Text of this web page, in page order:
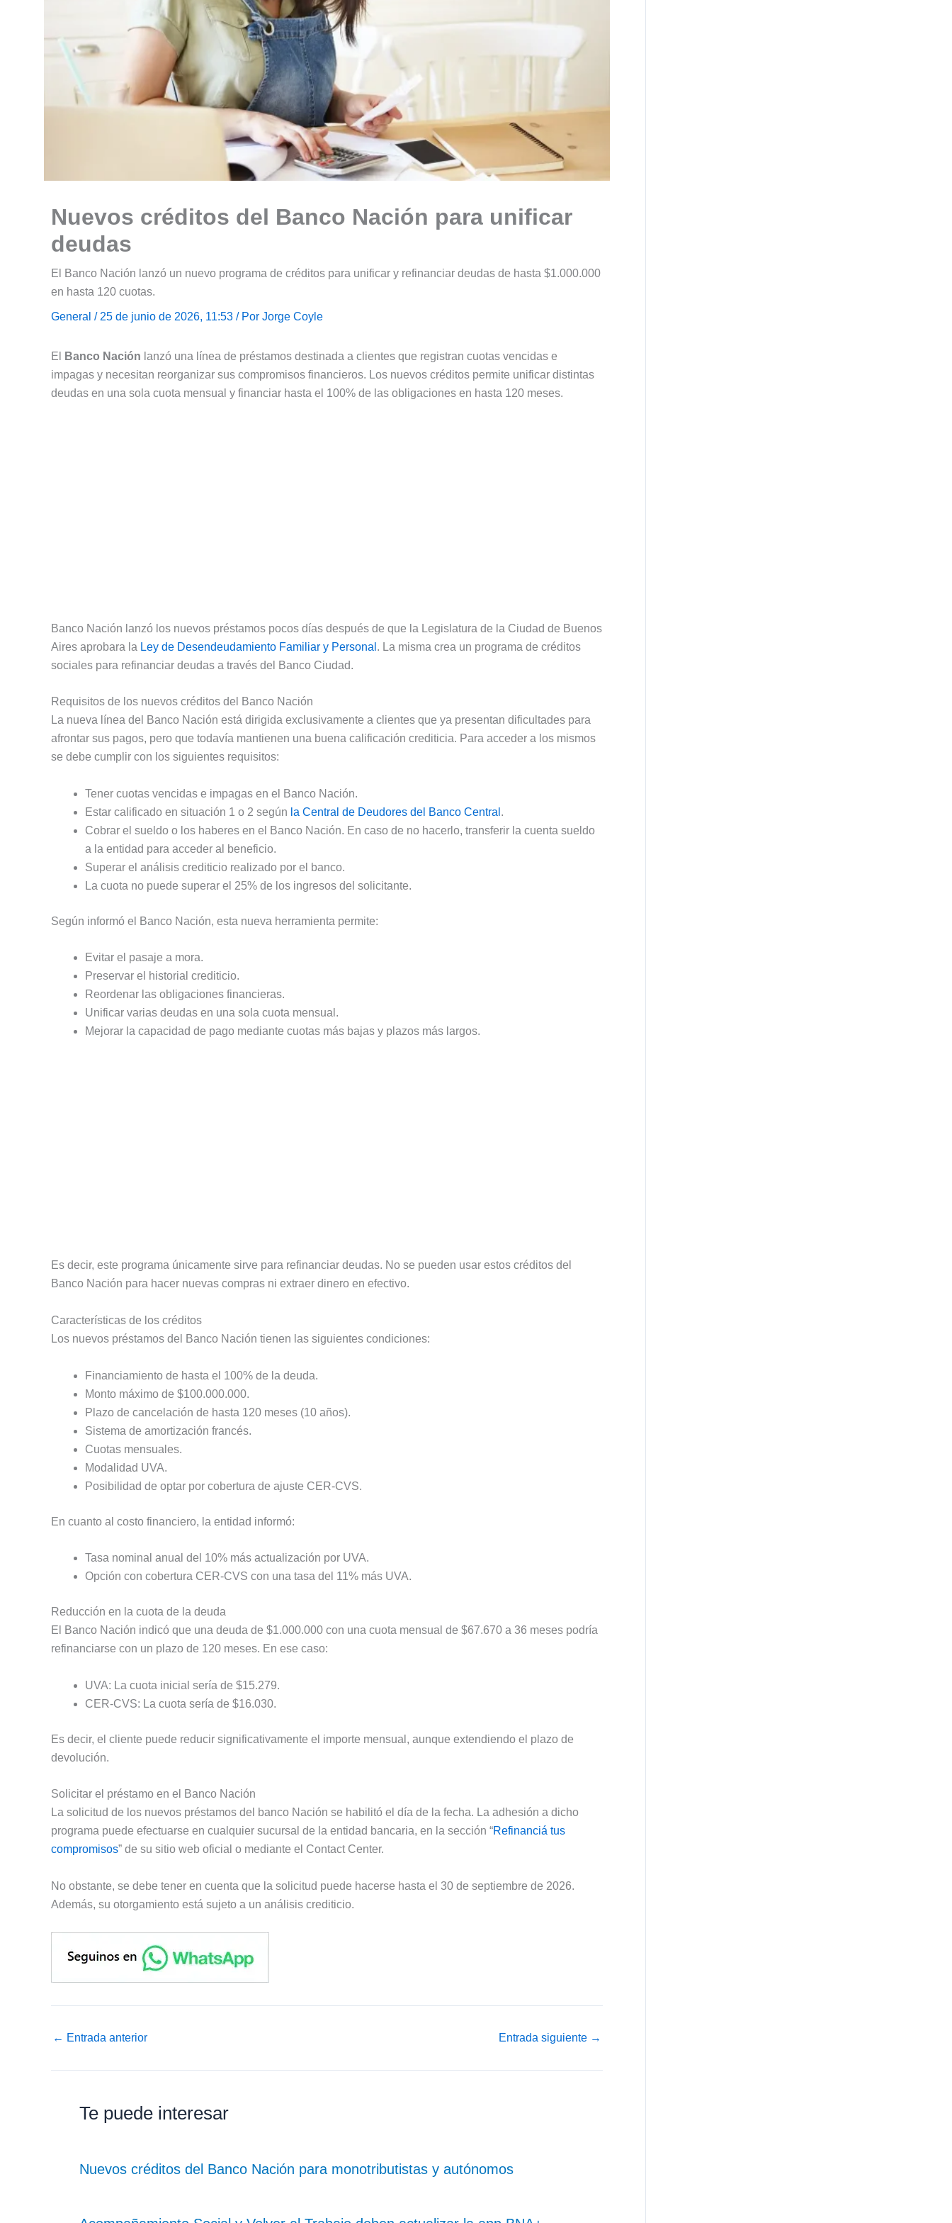
Nuevos créditos del Banco Nación para unificar
deudas
El Banco Nación lanzó un nuevo programa de créditos para unificar y refinanciar deudas de hasta $1.000.000
en hasta 120 cuotas.
General / 25 de junio de 2026, 11:53 / Por Jorge Coyle
El Banco Nación lanzó una línea de préstamos destinada a clientes que registran cuotas vencidas e
impagas y necesitan reorganizar sus compromisos financieros. Los nuevos créditos permite unificar distintas
deudas en una sola cuota mensual y financiar hasta el 100% de las obligaciones en hasta 120 meses.
Banco Nación lanzó los nuevos préstamos pocos días después de que la Legislatura de la Ciudad de Buenos
Aires aprobara la Ley de Desendeudamiento Familiar y Personal . La misma crea un programa de créditos
sociales para refinanciar deudas a través del Banco Ciudad.
Requisitos de los nuevos créditos del Banco Nación
La nueva línea del Banco Nación está dirigida exclusivamente a clientes que ya presentan dificultades para
afrontar sus pagos, pero que todavía mantienen una buena calificación crediticia. Para acceder a los mismos
se debe cumplir con los siguientes requisitos:
Tener cuotas vencidas e impagas en el Banco Nación.
Estar calificado en situación 1 o 2 según la Central de Deudores del Banco Central .
Cobrar el sueldo o los haberes en el Banco Nación. En caso de no hacerlo, transferir la cuenta sueldo
a la entidad para acceder al beneficio.
Superar el análisis crediticio realizado por el banco.
La cuota no puede superar el 25% de los ingresos del solicitante.
Según informó el Banco Nación, esta nueva herramienta permite:
Evitar el pasaje a mora.
Preservar el historial crediticio.
Reordenar las obligaciones financieras.
Unificar varias deudas en una sola cuota mensual.
Mejorar la capacidad de pago mediante cuotas más bajas y plazos más largos.
Es decir, este programa únicamente sirve para refinanciar deudas. No se pueden usar estos créditos del
Banco Nación para hacer nuevas compras ni extraer dinero en efectivo.
Características de los créditos
Los nuevos préstamos del Banco Nación tienen las siguientes condiciones:
Financiamiento de hasta el 100% de la deuda.
Monto máximo de $100.000.000.
Plazo de cancelación de hasta 120 meses (10 años).
Sistema de amortización francés.
Cuotas mensuales.
Modalidad UVA.
Posibilidad de optar por cobertura de ajuste CER-CVS.
En cuanto al costo financiero, la entidad informó:
Tasa nominal anual del 10% más actualización por UVA.
Opción con cobertura CER-CVS con una tasa del 11% más UVA.
Reducción en la cuota de la deuda
El Banco Nación indicó que una deuda de $1.000.000 con una cuota mensual de $67.670 a 36 meses podría
refinanciarse con un plazo de 120 meses. En ese caso:
UVA: La cuota inicial sería de $15.279.
CER-CVS: La cuota sería de $16.030.
Es decir, el cliente puede reducir significativamente el importe mensual, aunque extendiendo el plazo de
devolución.
Solicitar el préstamo en el Banco Nación
La solicitud de los nuevos préstamos del banco Nación se habilitó el día de la fecha. La adhesión a dicho
programa puede efectuarse en cualquier sucursal de la entidad bancaria, en la sección “Refinanciá tus
compromisos” de su sitio web oficial o mediante el Contact Center.
No obstante, se debe tener en cuenta que la solicitud puede hacerse hasta el 30 de septiembre de 2026.
Además, su otorgamiento está sujeto a un análisis crediticio.
← Entrada anterior Entrada siguiente →
Te puede interesar
Nuevos créditos del Banco Nación para monotributistas y autónomos